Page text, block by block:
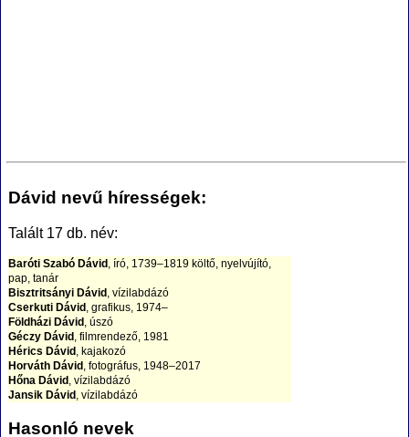
Dávid nevű hírességek:
Talált 17 db. név:
Baróti Szabó Dávid , író, 1739–1819 költő, nyelvújító,
pap, tanár
Bisztritsányi Dávid , vízilabdázó
Cserkuti Dávid , grafikus, 1974–
Földházi Dávid , úszó
Géczy Dávid , filmrendező, 1981
Hérics Dávid , kajakozó
Horváth Dávid , fotográfus, 1948–2017
Hőna Dávid , vízilabdázó
Jansik Dávid , vízilabdázó
Juhász Dávid , festő, 1979
Hasonló nevek